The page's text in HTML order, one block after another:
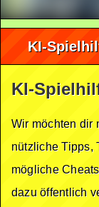
KI-
KI-
Wir möchten dir
nützliche Tipps,
mögliche
dazu öffentlich